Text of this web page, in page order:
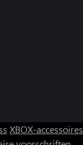
XBOX-accessoires